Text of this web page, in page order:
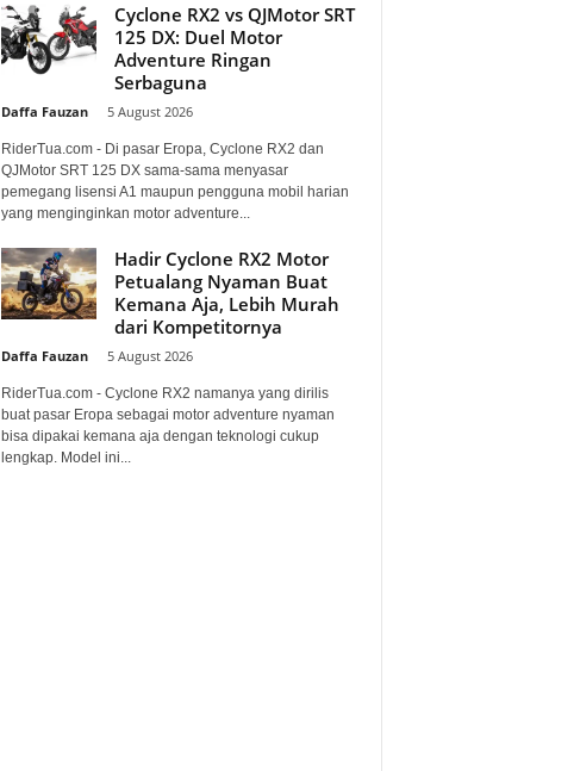
Cyclone RX2 vs QJMotor SRT
125 DX: Duel Motor
Adventure Ringan
Serbaguna
Daffa Fauzan 5 August 2026
RiderTua.com - Di pasar Eropa, Cyclone RX2 dan
QJMotor SRT 125 DX sama-sama menyasar
pemegang lisensi A1 maupun pengguna mobil harian
yang menginginkan motor adventure...
Hadir Cyclone RX2 Motor
Petualang Nyaman Buat
Kemana Aja, Lebih Murah
dari Kompetitornya
Daffa Fauzan 5 August 2026
RiderTua.com - Cyclone RX2 namanya yang dirilis
buat pasar Eropa sebagai motor adventure nyaman
bisa dipakai kemana aja dengan teknologi cukup
lengkap. Model ini...